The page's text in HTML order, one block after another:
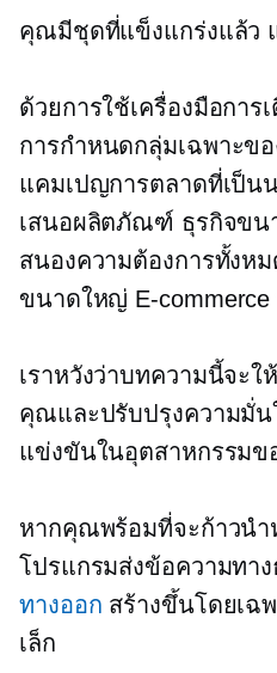
คุณมีชุดที่แข็งแกร่งแล้ว
ด้วยการใช้เครื่องมือกา
การกำหนดกลุ่มเฉพาะข
แคมเปญการตลาดที่เป็น
เสนอผลิตภัณฑ์ ธุรกิจขน
สนองความต้องการทั้งห
ขนาดใหญ่ E-commerce
เราหวังว่าบทความนี้จะ
คุณและปรับปรุงความมั่น
แข่งขันในอุตสาหกรรม
หากคุณพร้อมที่จะก้าวน
โปรแกรมส่งข้อความทา
ทางออก สร้างขึ้นโดยเฉ
เล็ก